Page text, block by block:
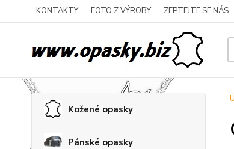
KONTAKTY FOTO Z VÝROBY ZEPTEJTE SE NÁS
Kožené opasky
Pánské opasky